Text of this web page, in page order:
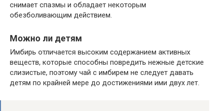
снимает спазмы и обладает некоторым
обезболивающим действием.
Можно ли детям
Имбирь отличается высоким содержанием активных
веществ, которые способны повредить нежные детские
слизистые, поэтому чай с имбирем не следует давать
детям по крайней мере до достижениями ими двух лет.